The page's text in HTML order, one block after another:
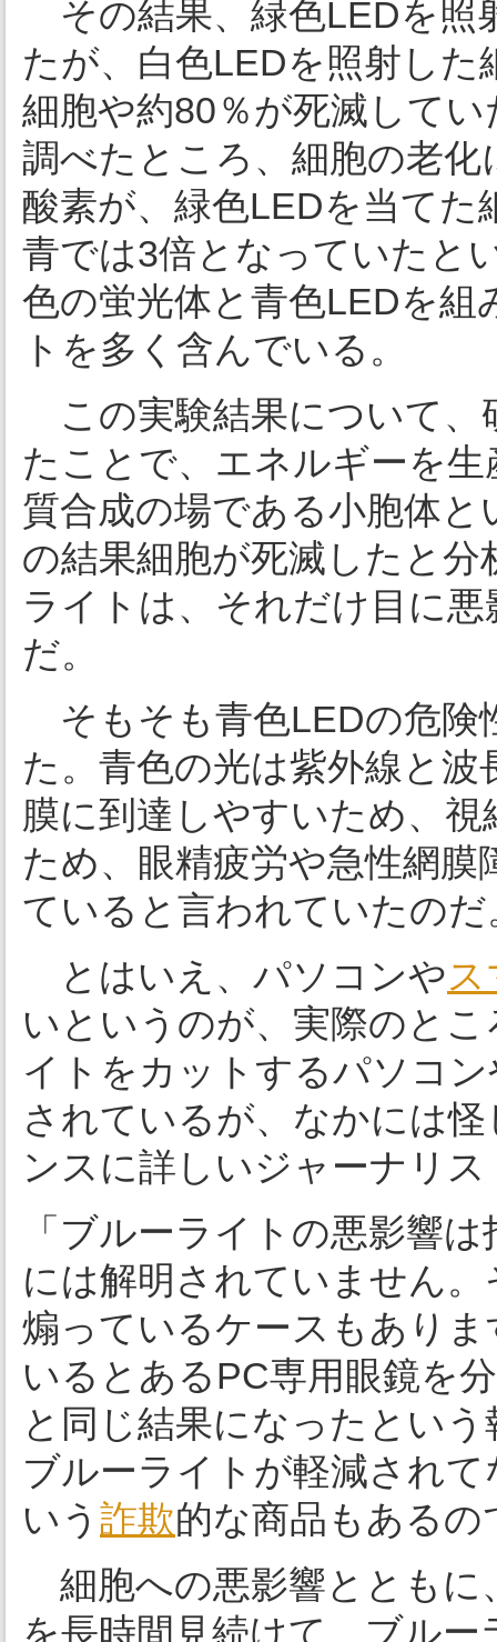
その結果、緑色LEDを照
たが、白色LEDを照射し
細胞や約80％が死滅して
調べたところ、細胞の老
酸素が、緑色LEDを当てた
青では3倍となっていたと
色の蛍光体と青色LEDを
トを多く含んでいる。
この実験結果について、
たことで、エネルギーを
質合成の場である小胞体と
の結果細胞が死滅したと
ライトは、それだけ目に
だ。
そもそも青色LEDの危険
た。青色の光は紫外線と
膜に到達しやすいため、
ため、眼精疲労や急性網
ていると言われていたのだ
とはいえ、パソコンや
いというのが、実際のと
イトをカットするパソコ
されているが、なかには
ンスに詳しいジャーナリ
「ブルーライトの悪影響
には解明されていません
煽っているケースもあり
いるとあるPC専用眼鏡を
と同じ結果になったとい
ブルーライトが軽減され
いう 詐欺的な商品もある
細胞への悪影響とともに
を長時間見続けて、ブル